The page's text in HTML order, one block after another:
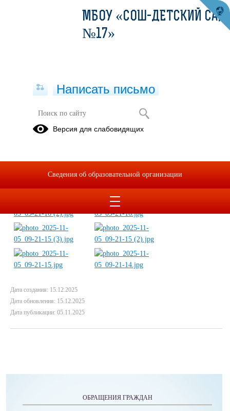
Форум лидеров ученического
самоуправления "Мы — будущее
Дата создания: 15.12.2025
Дата обновления: 15.12.2025
Дата публикации: 05.11.2025
ОБРАЩЕНИЯ ГРАЖДАН
МБОУ «СОШ-ДЕТСКИЙ САД
№17»
Написать письмо
Версия для слабовидящих
Сведения об образовательной организации